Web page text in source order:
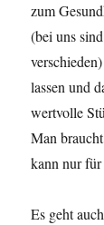
zum
(bei uns
lassen und
wertvolle
Man
kann nur für
Es geht